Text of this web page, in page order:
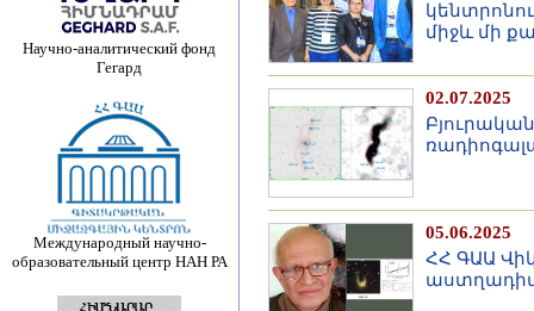
Научно-аналитический фонд
Гегард
Международный научно-
образовательный центр НАН РА
միջև մի
02.07.2025
05.06.2025
ՀՀ ԳԱԱ